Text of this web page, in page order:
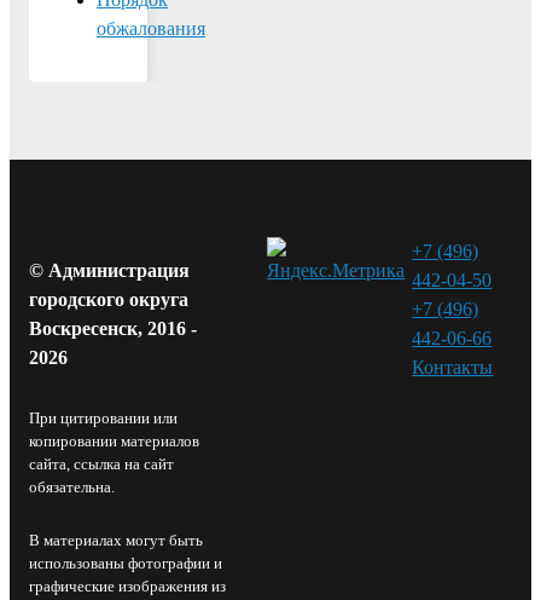
обжалования
© Администрация
городского округа
Воскресенск, 2016 -
2026
При цитировании или
копировании материалов
сайта, ссылка на сайт
обязательна.
В материалах могут быть
использованы фотографии и
графические изображения из
+7 (496)
442-04-50
+7 (496)
442-06-66
Контакты⁠